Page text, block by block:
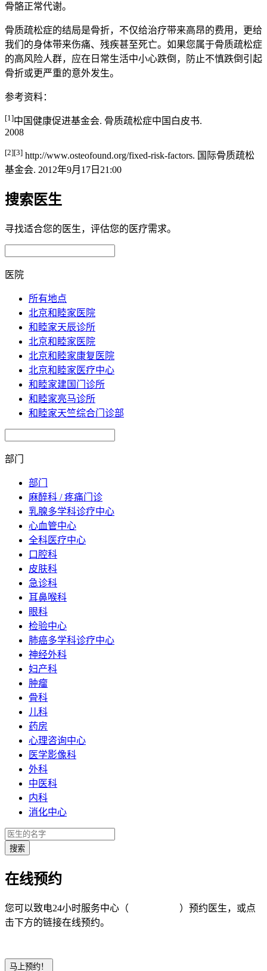
骨骼正常代谢。
骨质疏松症的结局是骨折，不仅给治疗带来高昂的费用，更给
我们的身体带来伤痛、残疾甚至死亡。如果您属于骨质疏松症
的高风险人群，应在日常生活中小心跌倒，防止不慎跌倒引起
骨折或更严重的意外发生。
参考资料：
[1]中国健康促进基金会. 骨质疏松症中国白皮书.
2008
[2][3] http://www.osteofound.org/fixed-risk-factors. 国际骨质疏松
基金会. 2012年9月17日21:00
搜索医生
寻找适合您的医生，评估您的医疗需求。
医院
所有地点
北京和睦家医院
和睦家天辰诊所
北京和睦家医院
北京和睦家康复医院
北京和睦家医疗中心
和睦家建国门诊所
和睦家亮马诊所
和睦家天竺综合门诊部
部门
部门
麻醉科 / 疼痛门诊
乳腺多学科诊疗中心
心血管中心
全科医疗中心
口腔科
皮肤科
急诊科
耳鼻喉科
眼科
检验中心
肺癌多学科诊疗中心
神经外科
妇产科
肿瘤
骨科
儿科
药房
心理咨询中心
医学影像科
外科
中医科
内科
消化中心
在线预约
您可以致电24小时服务中心（
）预约医生，或点
击下方的链接在线预约。